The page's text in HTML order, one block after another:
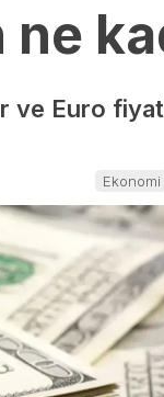
ne
ve Euro
Ekonomi